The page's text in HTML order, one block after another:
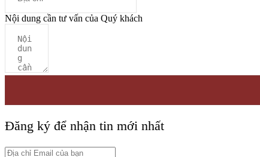
Nội dung cần tư vấn của Quý khách
Đăng ký để nhận tin mới nhất